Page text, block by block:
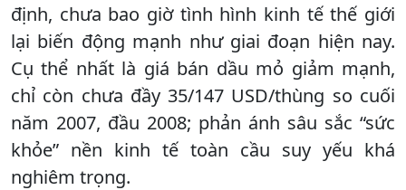
định, chưa bao giờ tình hình kinh tế thế giới
lại biến động mạnh như giai đoạn hiện nay.
Cụ thể nhất là giá bán dầu mỏ giảm mạnh,
chỉ còn chưa đầy 35/147 USD/thùng so cuối
năm 2007, đầu 2008; phản ánh sâu sắc “sức
khỏe” nền kinh tế toàn cầu suy yếu khá
nghiêm trọng.